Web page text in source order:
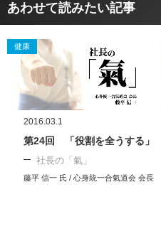
あわせて読みたい記事
健康
2016.03.1
第24回 「役割を全うする」
社長の「氣」
藤平 信一 氏 / 心身統一合氣道会 会長